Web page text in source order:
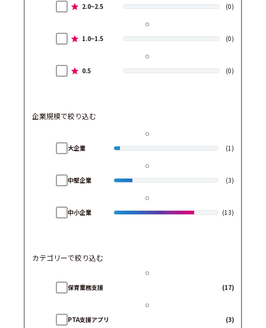
2.0~2.5 (0)
1.0~1.5 (0)
0.5 (0)
企業規模で絞り込む
大企業 (1)
中堅企業 (3)
中小企業 (13)
カテゴリーで絞り込む
保育業務支援 (17)
PTA支援アプリ (3)